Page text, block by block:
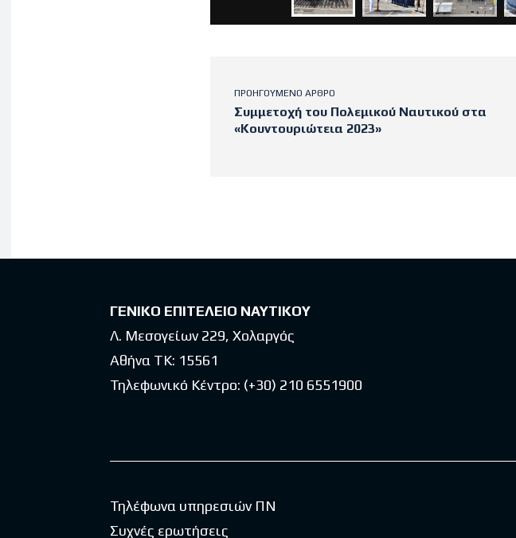
ΠΡΟΗΓΟΎΜΕΝΟ ΆΡΘΡΟ
Συμμετοχή του Πολεμικού Ναυτικού στα
«Κουντουριώτεια 2023»
ΓΕΝΙΚΟ ΕΠΙΤΕΛΕΙΟ ΝΑΥΤΙΚΟΥ
Λ. Μεσογείων 229, Χολαργός
Αθήνα ΤΚ: 15561
Τηλεφωνικό Κέντρο: (+30) 210 6551900
Τηλέφωνα υπηρεσιών ΠΝ
Συχνές ερωτήσεις